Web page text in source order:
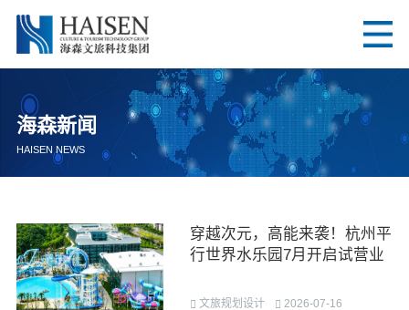
海森新闻
HAISEN NEWS
穿越次元，高能来袭！杭州平
行世界水乐园7月开启试营业
文旅规划设计 2026-07-16